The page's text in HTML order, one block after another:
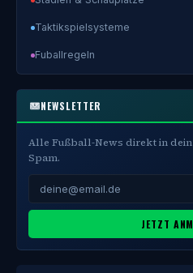
Taktikspielsysteme
Fuballregeln
NEWSLETTER
Alle Fußball-News direkt in
Spam.
JETZT